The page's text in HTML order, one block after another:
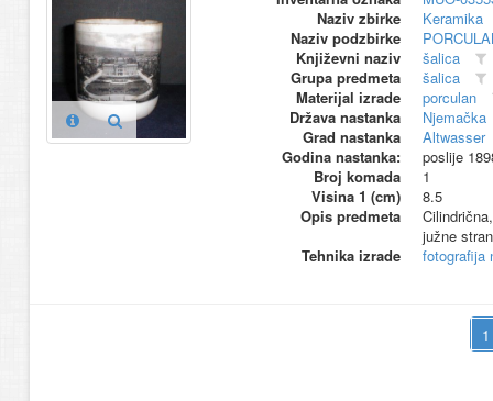
Naziv zbirke
Keramika
Naziv podzbirke
Književni naziv
šalica
Grupa predmeta
šalica
Materijal izrade
porculan
Država nastanka
Njemačka
Grad nastanka
Altwasser
Godina nastanka:
poslije
Broj komada
1
Visina 1 (cm)
8.5
Opis predmeta
južne
Tehnika izrade
fotografija